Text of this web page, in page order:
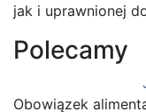
jak i uprawnionej
Polecamy
Obowiązek